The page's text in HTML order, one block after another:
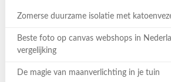
Zomerse duurzame isolatie met
Beste foto op canvas webshops in
vergelijking
De magie van maanverlichting in je tuin